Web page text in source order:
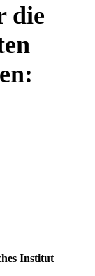
die
Institut